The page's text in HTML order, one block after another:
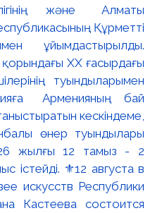
және Алматы
Құрметті
ұйымдастырылды.
ХХ ғасырдағы
туындыларымен
Арменияның бай
кескіндеме,
өнер туындылары
жылғы 12 тамыз - 2
істейді. ⚜️12 августа в
искусств Республики
Кастеева состоится